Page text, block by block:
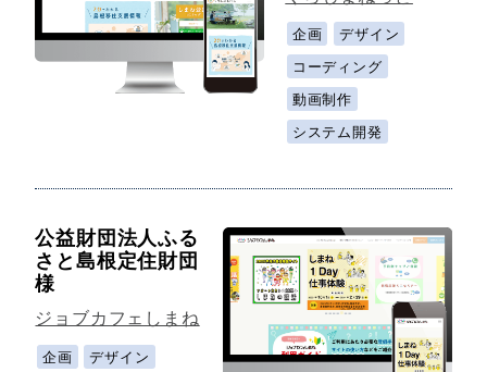
企画
デザイン
コーディング
動画制作
システム開発
公益財団法人ふる
さと島根定住財団
様
ジョブカフェしまね
企画
デザイン